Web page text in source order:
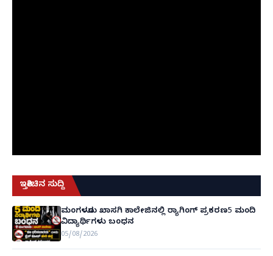
ಇತ್ತೀಚಿನ ಸುದ್ದಿ
ಮಂಗಳೂರು ಖಾಸಗಿ ಕಾಲೇಜಿನಲ್ಲಿ ರ‌್ಯಾಗಿಂಗ್ ಪ್ರಕರಣ5 ಮಂದಿ
ವಿದ್ಯಾರ್ಥಿಗಳು ಬಂಧನ
05/08/2026